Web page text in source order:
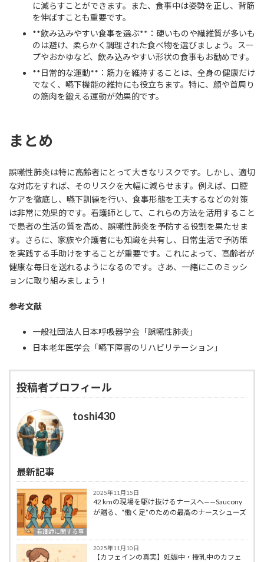
に減らすことができます。また、食事中は姿勢を正し、背筋
を伸ばすことも重要です。
**飲み込みやすい食事を選ぶ**：硬いものや繊維質が多いも
のは避け、柔らかく調理された食べ物を選びましょう。スー
プやおかゆなど、飲み込みやすい形状の食事もお勧めです。
**日常的な運動**：筋力を維持することは、全身の健康だけ
でなく、嚥下機能の維持にも役立ちます。特に、顔や首周り
の筋肉を鍛える運動が効果的です。
まとめ
誤嚥性肺炎は特に高齢者にとって大きなリスクです。しかし、適切
な対応をすれば、そのリスクを大幅に減らせます。例えば、口腔
ケアを徹底し、嚥下訓練を行い、食事形態を工夫するなどの対策
は非常に効果的です。看護師として、これらの方法を活用すること
で患者の生活の質を高め、誤嚥性肺炎を予防する役割を果たせま
す。さらに、家族や介護者にも知識を共有し、日常生活で予防策
を実践する手助けをすることが重要です。これによって、高齢者が
健康な毎日を送れるようになるのです。さあ、一緒にこのミッシ
ョンに取り組みましょう！
参考文献
一般社団法人日本呼吸器学会「誤嚥性肺炎」
日本老年医学会「嚥下障害のリハビリテーション」
投稿者プロフィール
toshi430
最新記事
看護師に関する事
2025年11月15日
42 kmの現場を駆け抜けるナースへ——Saucony
が贈る、“働く足”のための最高のナースシューズ
2025年11月10日
【カフェインの真実】妊娠中・授乳中のカフェ